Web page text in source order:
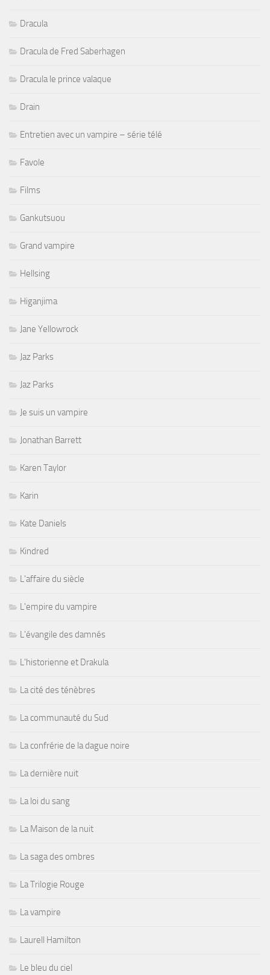
Dracula
Dracula de Fred Saberhagen
Dracula le prince valaque
Drain
Entretien avec un vampire – série télé
Favole
Films
Gankutsuou
Grand vampire
Hellsing
Higanjima
Jane Yellowrock
Jaz Parks
Jaz Parks
Je suis un vampire
Jonathan Barrett
Karen Taylor
Karin
Kate Daniels
Kindred
L'affaire du siècle
L'empire du vampire
L'évangile des damnés
L'historienne et Drakula
La cité des ténèbres
La communauté du Sud
La confrérie de la dague noire
La dernière nuit
La loi du sang
La Maison de la nuit
La saga des ombres
La Trilogie Rouge
La vampire
Laurell Hamilton
Le bleu du ciel